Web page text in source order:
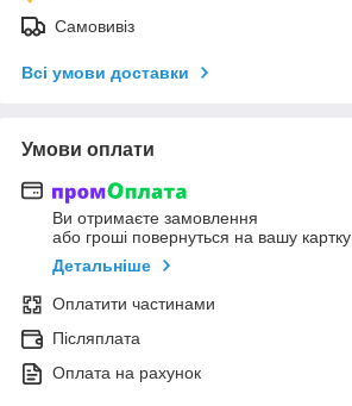
Самовивіз
Всі умови доставки
Умови оплати
Ви отримаєте замовлення
або гроші повернуться на вашу картку
Детальніше
Оплатити частинами
Післяплата
Оплата на рахунок